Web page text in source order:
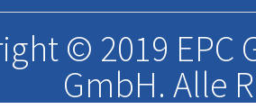
© 2019 EPC
GmbH. Alle